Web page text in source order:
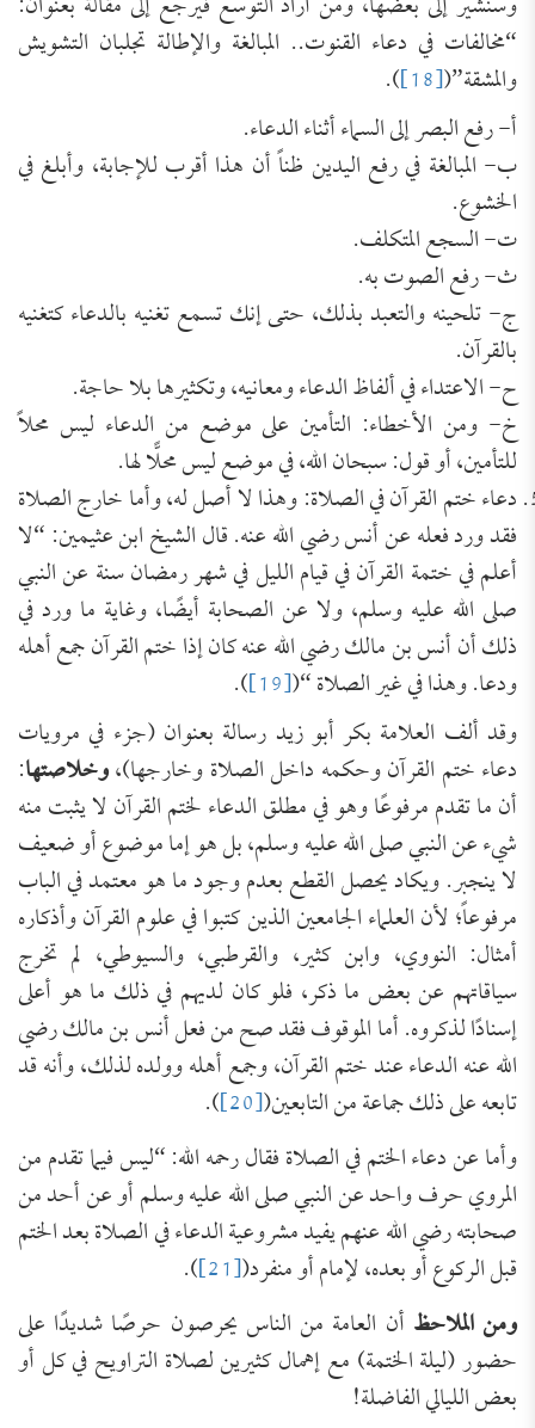
“مخالفات في دعاء القنوت.. المبالغة والإطالة تجلبان التشويش
والمشقة”([18]
).
أ‌- رفع البصر إلى السماء أثناء الدعاء.
ب‌- المبالغة في رفع اليدين ظناً أن هذا أقرب للإجابة، وأبلغ في
الخشوع.
ت‌- السجع المتكلف.
ث‌- رفع الصوت به.
ج‌- تلحينه والتعبد بذلك، حتى إنك تسمع تغنيه بالدعاء كتغنيه
بالقرآن.
ح‌- الاعتداء في ألفاظ الدعاء ومعانيه، وتكثيرها بلا حاجة.
خ‌- ومن الأخطاء: التأمين على موضع من الدعاء ليس محلاً
للتأمين، أو قول: سبحان الله، في موضع ليس محلًّا لها.
دعاء ختم القرآن في الصلاة: وهذا لا أصل له، وأما خارج الصلاة
فقد ورد فعله عن أنس رضي الله عنه. قال الشيخ ابن عثيمين: “لا
أعلم في ختمة القرآن في قيام الليل في شهر رمضان سنة عن النبي
صلى الله عليه وسلم، ولا عن الصحابة أيضًا، وغاية ما ورد في
ذلك أن أنس بن مالك رضي الله عنه كان إذا ختم القرآن جمع أهله
ودعا. وهذا في غير الصلاة “([19]
).
وقد ألف العلامة بكر أبو زيد رسالة بعنوان (جزء في مرويات
دعاء ختم القرآن وحكمه داخل الصلاة وخارجها)،وخلاصتها:
أن ما تقدم مرفوعًا وهو في مطلق الدعاء لختم القرآن لا يثبت منه
شيء عن النبي صلى الله عليه وسلم، بل هو إما موضوع أو ضعيف
لا ينجبر. ويكاد يحصل القطع بعدم وجود ما هو معتمد في الباب
مرفوعاً؛ لأن العلماء الجامعين الذين كتبوا في علوم القرآن وأذكاره
أمثال: النووي، وابن كثير، والقرطبي، والسيوطي، لم تخرج
سياقاتهم عن بعض ما ذكر، فلو كان لديهم في ذلك ما هو أعلى
إسنادًا لذكروه. أما الموقوف فقد صح من فعل أنس بن مالك رضي
الله عنه الدعاء عند ختم القرآن، وجمع أهله وولده لذلك، وأنه قد
تابعه على ذلك جماعة من التابعين([20]
).
وأما عن دعاء الختم في الصلاة فقال رحمه الله: “ليس فيما تقدم من
المروي حرف واحد عن النبي صلى الله عليه وسلم أو عن أحد من
صحابته رضي الله عنهم يفيد مشروعية الدعاء في الصلاة بعد الختم
قبل الركوع أو بعده، لإمام أو منفرد([21]
).
ومن الملاحظ أن العامة من الناس يحرصون حرصًا شديدًا على
حضور (ليلة الختمة) مع إهمال كثيرين لصلاة التراويح في كل أو
بعض الليالي الفاضلة!